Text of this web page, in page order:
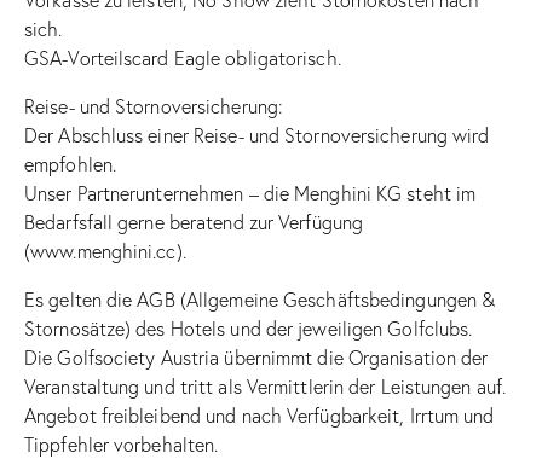
sich.
GSA-Vorteilscard Eagle obligatorisch.
Reise- und Stornoversicherung:
Der Abschluss einer Reise- und Stornoversicherung wird
empfohlen.
Unser Partnerunternehmen – die Menghini KG steht im
Bedarfsfall gerne beratend zur Verfügung
(www.menghini.cc).
Es gelten die AGB (Allgemeine Geschäftsbedingungen &
Stornosätze) des Hotels und der jeweiligen Golfclubs.
Die Golfsociety Austria übernimmt die Organisation der
Veranstaltung und tritt als Vermittlerin der Leistungen auf.
Angebot freibleibend und nach Verfügbarkeit, Irrtum und
Tippfehler vorbehalten.